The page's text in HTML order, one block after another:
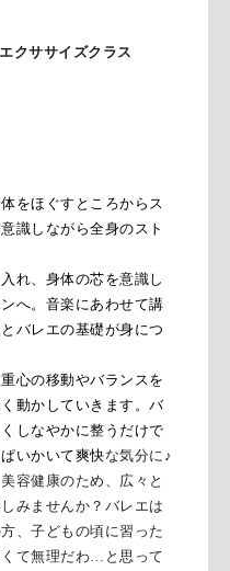
エクササイズクラス
をほぐすところからス
識しながら全身のスト
れ、身体の芯を意識し
へ。音楽にあわせて講
バレエの基礎が身につ
心の移動やバランスを
動かしていきます。バ
しなやかに整うだけで
いかいて爽快な気分に♪
容健康のため、広々と
みませんか？バレエは
、子どもの頃に習った
て無理だわ…と思って